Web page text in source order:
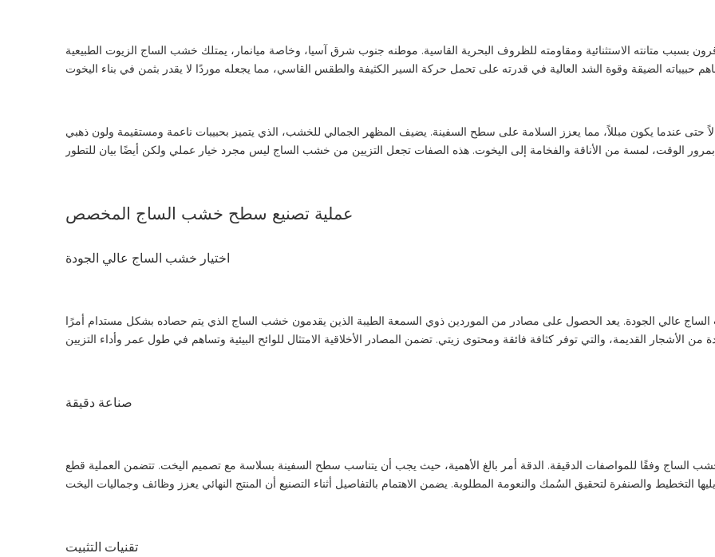
بسبب متانته الاستثنائية ومقاومته للظروف البحرية القاسية. موطنه جنوب شرق آسيا، وخاصة ميانمار، يمتلك خشب الساج الزيوت الطبيعية
عندما يكون مبللاً، مما يعزز السلامة على سطح السفينة. يضيف المظهر الجمالي للخشب، الذي يتميز بحبيبات ناعمة ومستقيمة ولون ذهبي
عملية تصنيع سطح خشب الساج المخصص
اختيار خشب الساج عالي الجودة
عالي الجودة. يعد الحصول على مصادر من الموردين ذوي السمعة الطيبة الذين يقدمون خشب الساج الذي يتم حصاده بشكل مستدام أمرًا
صناعة دقيقة
الساج وفقًا للمواصفات الدقيقة. الدقة أمر بالغ الأهمية، حيث يجب أن يتناسب سطح السفينة بسلاسة مع تصميم اليخت. تتضمن العملية قطع
تقنيات التثبيت